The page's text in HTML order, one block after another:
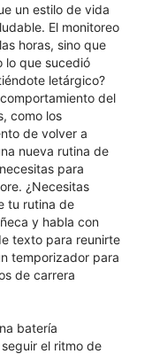
un estilo de vida
El monitoreo
horas, sino que
lo que sucedió
letárgico?
del
como los
de volver a
nueva rutina de
para
¿Necesitas
tu rutina de
y habla con
texto para reunirte
temporizador para
de carrera
batería
el ritmo de